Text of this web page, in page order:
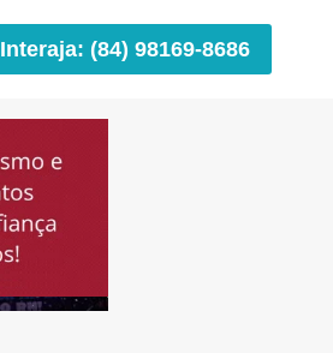
Interaja: (84) 98169-8686